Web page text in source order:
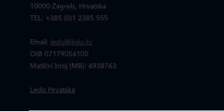
10000 Zagreb, Hrvatska
TEL: +385 (0)1 2385 555
Email:
ledo@ledo.hr
OIB 07179054100
Matični broj (MB): 4938763
Ledo Hrvatska